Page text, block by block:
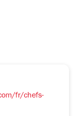
fr/chefs-